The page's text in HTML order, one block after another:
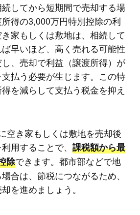
してから短期間で売却する場
得の3,000万円特別控除の利
家もしくは敷地は、相続して
早いほど、高く売れる可能性
、売却で利益（譲渡所得）が
払う必要が生じます。この特
を減らして支払う税金を抑え
空き家もしくは敷地を売却後
用することで、 課税額から最
除できます。都市部などで地
合は、節税につながるため、
を進めましょう。